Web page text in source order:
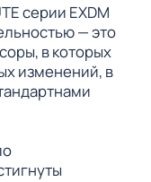
серии EXDM
— это
в которых
изменений, в